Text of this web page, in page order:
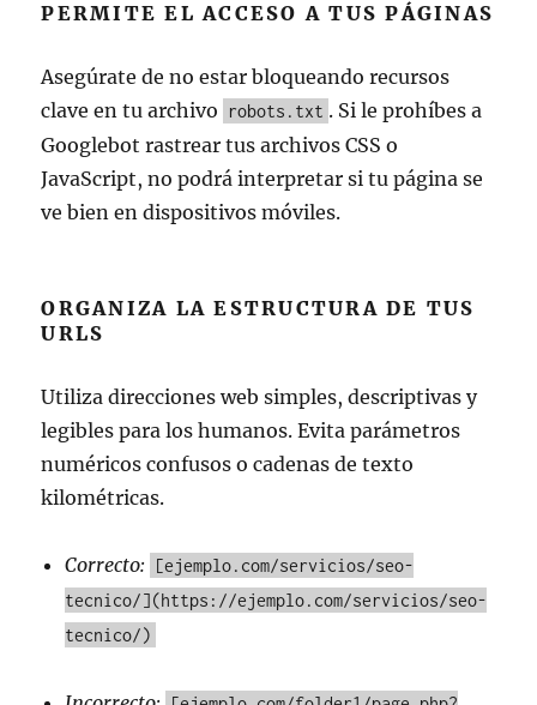
PERMITE EL ACCESO A TUS PÁGINAS
Asegúrate de no estar bloqueando recursos
clave en tu archivo
robots.txt . Si le prohíbes a
Googlebot rastrear tus archivos CSS o
JavaScript, no podrá interpretar si tu página se
ve bien en dispositivos móviles.
ORGANIZA LA ESTRUCTURA DE TUS
URLS
Utiliza direcciones web simples, descriptivas y
legibles para los humanos. Evita parámetros
numéricos confusos o cadenas de texto
kilométricas.
Correcto:
[ejemplo.com/servicios/seo-
tecnico/](https://ejemplo.com/servicios/seo-
tecnico/)